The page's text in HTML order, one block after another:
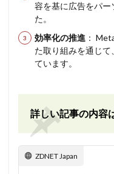
容を基に広告をパー
た。
効率化の推進 ：
た取り組みを通じ
ています。
詳しい記事の内容
ZDNET Japan